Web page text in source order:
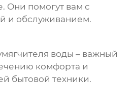
Они помогут вам с
и обслуживанием.
воды – важный
комфорта и
бытовой техники.